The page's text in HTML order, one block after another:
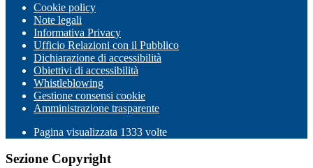
Cookie policy
Note legali
Informativa Privacy
Ufficio Relazioni con il Pubblico
Dichiarazione di accessibilità
Obiettivi di accessibilità
Whistleblowing
Gestione consensi cookie
Amministrazione trasparente
Pagina visualizzata 1333 volte
Sezione Copyright